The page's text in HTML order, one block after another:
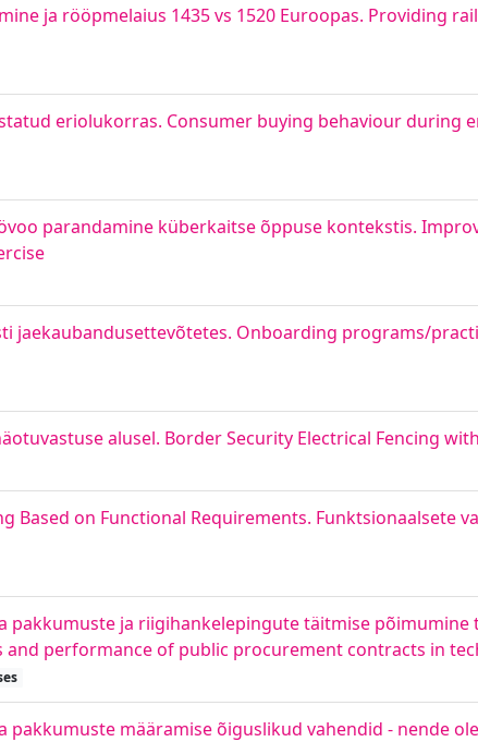
ja rööpmelaius 1435 vs 1520 Euroopas. Providing
eriolukorras. Consumer buying behaviour during
parandamine küberkaitse õppuse kontekstis.
jaekaubandusettevõtetes. Onboarding programs/
alusel. Border Security Electrical Fencing
Based on Functional Requirements. Funktsionaalsete
pakkumuste ja riigihankelepingute täitmise põimumine
performance of public procurement contracts in
määramise õiguslikud vahendid - nende